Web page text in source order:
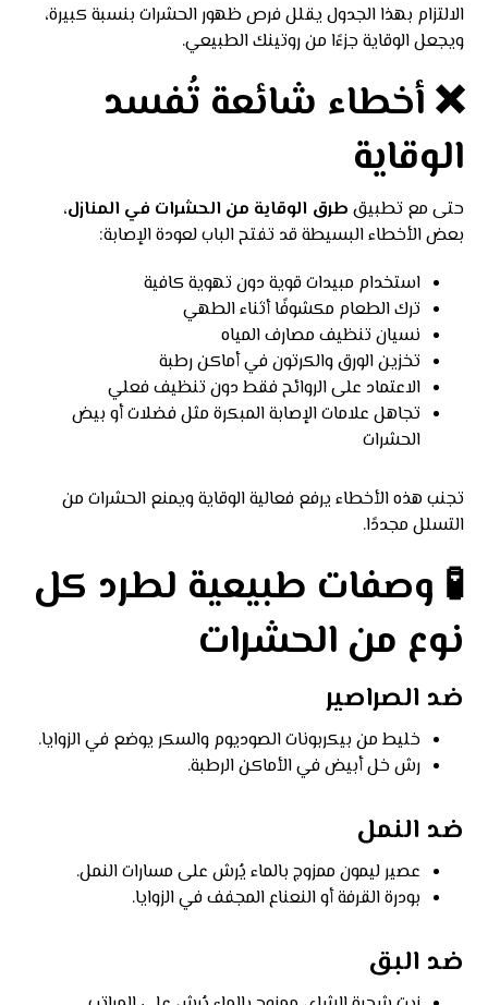
الالتزام بهذا الجدول يقلل فرص ظهور الحشرات بنسبة كبيرة،
ويجعل الوقاية جزءًا من روتينك الطبيعي.
❌ أخطاء شائعة تُفسد
الوقاية
حتى مع تطبيق طرق الوقاية من الحشرات في المنازل،
بعض الأخطاء البسيطة قد تفتح الباب لعودة الإصابة:
استخدام مبيدات قوية دون تهوية كافية
ترك الطعام مكشوفًا أثناء الطهي
نسيان تنظيف مصارف المياه
تخزين الورق والكرتون في أماكن رطبة
الاعتماد على الروائح فقط دون تنظيف فعلي
تجاهل علامات الإصابة المبكرة مثل فضلات أو بيض
الحشرات
تجنب هذه الأخطاء يرفع فعالية الوقاية ويمنع الحشرات من
التسلل مجددًا.
🧪 وصفات طبيعية لطرد كل
نوع من الحشرات
ضد الصراصير
خليط من بيكربونات الصوديوم والسكر يوضع في الزوايا.
رش خل أبيض في الأماكن الرطبة.
ضد النمل
عصير ليمون ممزوج بالماء يُرش على مسارات النمل.
بودرة القرفة أو النعناع المجفف في الزوايا.
ضد البق